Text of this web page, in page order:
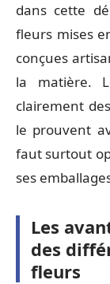
dans cette
fleurs mises
conçues
la matière.
clairement
le prouvent
faut surtout
ses
Les
des
fleurs